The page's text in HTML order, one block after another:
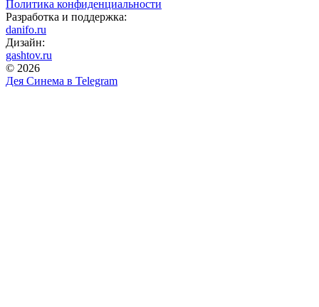
Политика конфиденциальности
Разработка и поддержка:
danifo.ru
Дизайн:
gashtov.ru
© 2026
Дея Синема в Telegram